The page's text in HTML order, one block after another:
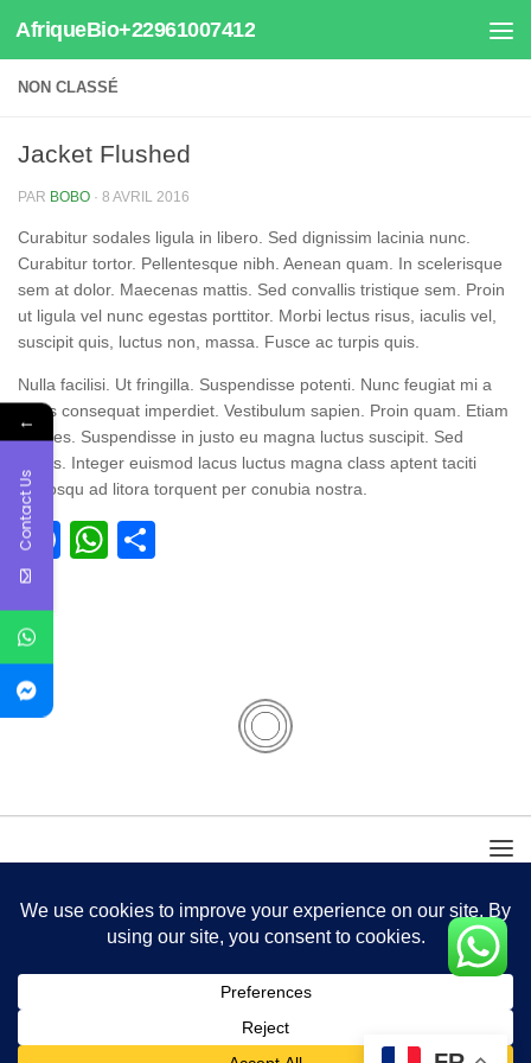
Au dessous du contenu
AfriqueBio+22961007412
NON CLASSÉ
Jacket Flushed
PAR BOBO · 8 AVRIL 2016
Curabitur sodales ligula in libero. Sed dignissim lacinia nunc.
Curabitur tortor. Pellentesque nibh. Aenean quam. In scelerisque
sem at dolor. Maecenas mattis. Sed convallis tristique sem. Proin
ut ligula vel nunc egestas porttitor. Morbi lectus risus, iaculis vel,
suscipit quis, luctus non, massa. Fusce ac turpis quis.
Nulla facilisi. Ut fringilla. Suspendisse potenti. Nunc feugiat mi a
tellus consequat imperdiet. Vestibulum sapien. Proin quam. Etiam
ultrices. Suspendisse in justo eu magna luctus suscipit. Sed
lectus. Integer euismod lacus luctus magna class aptent taciti
sociosqu ad litora torquent per conubia nostra.
Facebook
WhatsApp
←
Contact Us